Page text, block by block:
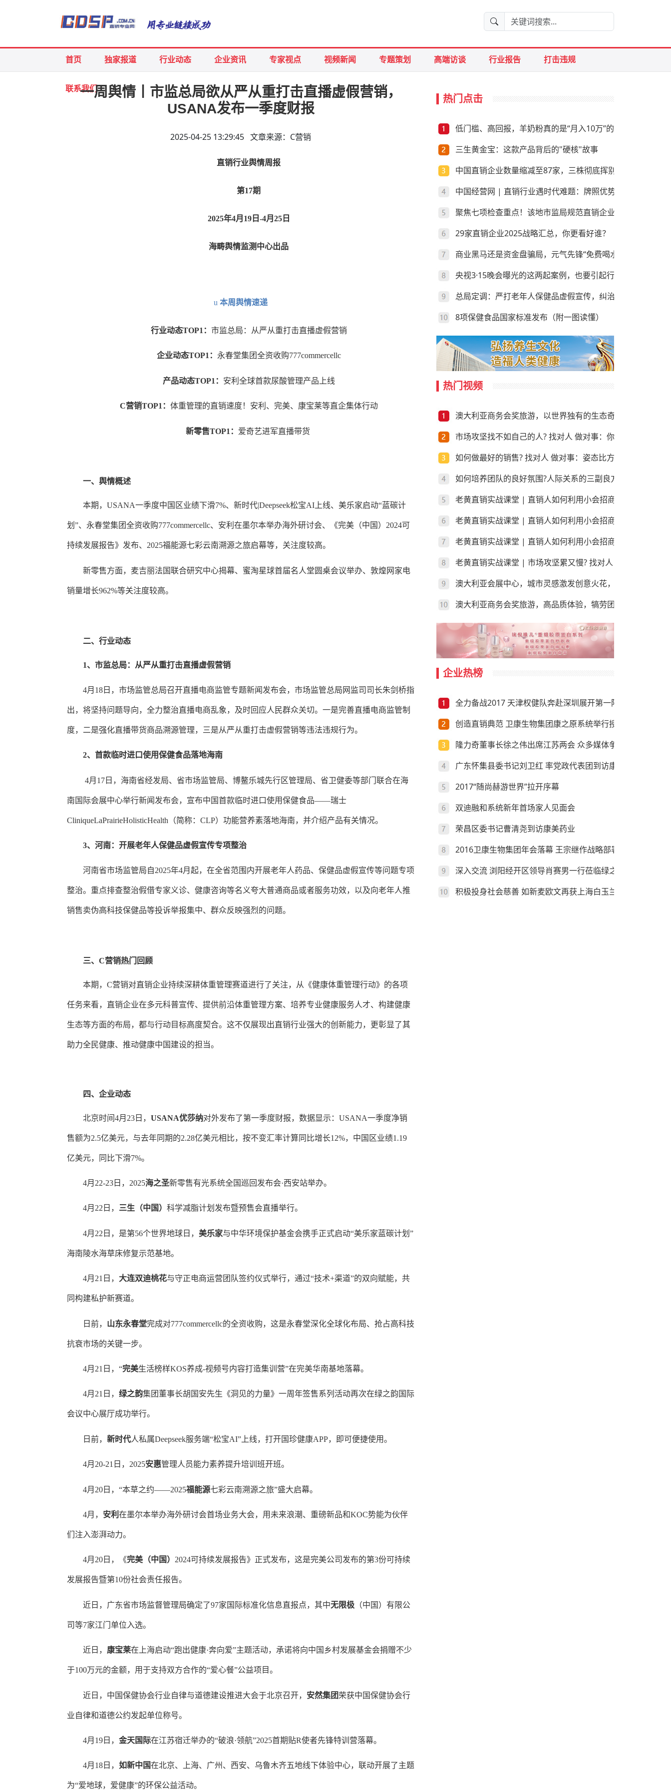
首页 独家报道 行业动态 企业资讯 专家视点 视频新闻 专题策划 高端访谈 行业报告 打击违规
联系我们
一周舆情丨市监总局欲从严从重打击直播虚假营销，
USANA发布一季度财报
2025-04-25 13:29:45 文章来源：C营销
直销行业舆情周报
第17期
2025年4月 19日 -4月 25日
海畴舆情监测中心出品
u 本周舆情速递
行业动态TOP1： 市监总局： 从严从重打击直播虚假营销
企业动态TOP1： 永春堂集团全资收购777commercellc
产品动态TOP1： 安利全球首款尿酸管理产品上线
C营销TOP1： 体重管理的直销速度！安利、完美、康宝莱等直企集体行动
新零售TOP1： 爱奇艺进军直播带货
一、舆情概述
本期， USANA一季度中国区业绩下滑7%、新时代|Deepseek松宝AI上线、美乐家启动“蓝碳计
划”、永春堂集团全资收购777commercellc、安利在墨尔本举办海外研讨会、《完美（中国）2024可
持续发展报告》发布、2025福能源七彩云南溯源之旅启幕等，关注度较高。
新零售方面， 麦吉丽法国联合研究中心揭幕、蜜淘星球首届名人堂圆桌会议举办、敦煌网家电
销量增长962%等关注度较高。
二、 行业动态
1、市监总局： 从严从重打击直播虚假营销
4月18日，市场监管总局召开直播电商监管专题新闻发布会， 市场监管总局网监司司长朱剑桥指
出， 将坚持问题导向，全力整治直播电商乱象，及时回应人民群众关切。一是完善直播电商监管制
度， 二是强化直播带货商品溯源管理， 三是从严从重打击虚假营销等违法违规行为。
2、 首款临时进口使用保健食品落地海南
4月17日，海南省经发局、省市场监管局、博鳌乐城先行区管理局、省卫健委等部门联合在海
南国际会展中心举行新闻发布会，宣布中国首款临时进口使用保健食品——瑞士
CliniqueLaPrairieHolisticHealth（简称：CLP）功能营养素落地海南，并介绍产品有关情况。
3、 河南：开展老年人保健品虚假宣传专项整治
河南省市场监管局自2025年4月起，在全省范围内开展老年人药品、保健品虚假宣传等问题专项
整治。重点排查整治假借专家义诊、健康咨询等名义夸大普通商品或者服务功效，以及向老年人推
销售卖伪高科技保健品等投诉举报集中、群众反映强烈的问题。
三、 C营销热门回顾
本期， C营销对直销企业持续深耕体重管理赛道进行了关注，从《健康体重管理行动》的各项
任务来看，直销企业在多元科普宣传、提供前沿体重管理方案、培养专业健康服务人才、构建健康
生态等方面的布局，都与行动目标高度契合。这不仅展现出直销行业强大的创新能力，更彰显了其
助力全民健康、推动健康中国建设的担当。
四、企业动态
北京时间4月 23日， USANA优莎纳对外发布了第一季度财报， 数据显示： USANA一季度净销
售额为2.5亿美元，与去年同期的2.28亿美元相比，按不变汇率计算同比增长12%， 中国区业绩1.19
亿美元，同比下滑7%。
4月22-23日，2025海之圣新零售有光系统全国巡回发布会·西安站举办。
4月22日， 三生（中国） 科学减脂计划发布暨预售会直播举行。
4月22日，是第56个世界地球日 ， 美乐家与中华环境保护基金会携手正式启动“美乐家蓝碳计划”
海南陵水海草床修复示范基地。
4月21日， 大连双迪桃花与守正电商运营团队签约仪式举行， 通过“技术+渠道”的双向赋能，共
同构建私护新赛道。
日前， 山东永春堂完成对777commercellc的全资收购， 这是永春堂深化全球化布局、抢占高科技
抗衰市场的关键一步。
4月21日，“完美生活榜样KOS养成-视频号内容打造集训营”在完美华南基地落幕。
4月21日， 绿之韵集团董事长胡国安先生《洞见的力量》一周年签售系列活动再次在绿之韵国际
会议中心展厅成功举行。
日前， 新时代人私属Deepseek服务端“松宝AI” 上线， 打开国珍健康APP， 即可便捷使用。
4月20-21日，2025安惠管理人员能力素养提升培训班开班。
4月20日，“本草之约——2025福能源七彩云南溯源之旅”盛大启幕。
4月， 安利 在墨尔本举办海外研讨会首场业务大会，用未来浪潮、重磅新品和KOC势能为伙伴
们注入澎湃动力。
4月20日，《完美（中国） 2024可持续发展报告》正式发布， 这是完美公司发布的第3份可持续
发展报告暨第10份社会责任报告。
近日，广东省市场监督管理局确定了97家国际标准化信息直报点，其中无限极 （中国）有限公
司等7家江门单位入选。
近日， 康宝莱在 上海启动“跑出健康·奔向爱”主题活动， 承诺将向中国乡村发展基金会捐赠不少
于100万元的金额，用于支持双方合作的“爱心餐”公益项目。
近日，中国保健协会行业自律与道德建设推进大会于北京召开， 安然集团 荣获中国保健协会行
业自律和道德公约发起单位称号。
4月19日， 金天国际在江苏宿迁举办的“破浪·领航”2025首期贴R使者先锋特训营落幕。
4月18日， 如新中国在北京、上海、广州、西安、乌鲁木齐五地线下体验中心，联动开展了主题
为“爱地球，爱健康”的环保公益活动。
热门点击
低门槛、高回报，羊奶粉真的是“月入10万”的好生意？
三生黄金宝：这款产品背后的"硬核"故事
中国直销企业数量缩减至87家，三株彻底挥别直销
中国经营网 | 直销行业遇时代难题：牌照优势是否尚存
聚焦七项检查重点！该地市监局规范直销企业经营行为
29家直销企业2025战略汇总，你更看好谁？
商业黑马还是资金盘骗局，元气先锋“免费喝水赚钱”靠谱吗？
央视3·15晚会曝光的这两起案例，也要引起行业的足够重视
总局定调：严打老年人保健品虚假宣传，纠治违规异地执法
8项保健食品国家标准发布（附一图读懂）
热门视频
澳大利亚商务会奖旅游，以世界独有的生态奇观与前沿商务
市场攻坚找不如自己的人? 找对人 做对事：你需要“向上”推荐
如何做最好的销售? 找对人 做对事：姿态比方法更重要!
如何培养团队的良好氛围?人际关系的三副良方和三副毒药！
老黄直销实战课堂 | 直销人如何利用小会招商和销售？第三
老黄直销实战课堂 | 直销人如何利用小会招商和销售？第二
老黄直销实战课堂 | 直销人如何利用小会招商和销售？第一
老黄直销实战课堂 | 市场攻坚累又慢? 找对人 做对事：学会
澳大利亚会展中心，城市灵感激发创意火花，尽享“澳”世之美
澳大利亚商务会奖旅游，高品质体验，犒劳团队的“玩”美之地
企业热榜
全力备战2017 天津权健队奔赴深圳展开第一阶段冬训
创造直销典范 卫康生物集团康之原系统举行授旗仪式
隆力奇董事长徐之伟出席江苏两会 众多媒体争相采访
广东怀集县委书记刘卫红 率党政代表团到访康美药业
2017“随尚赫游世界”拉开序幕
双迪融和系统新年首场家人见面会
荣昌区委书记曹清尧到访康美药业
2016卫康生物集团年会落幕 王宗继作战略部署
深入交流 浏阳经开区领导肖赛男一行莅临绿之韵考察
积极投身社会慈善 如新麦欧文再获上海白玉兰纪念奖